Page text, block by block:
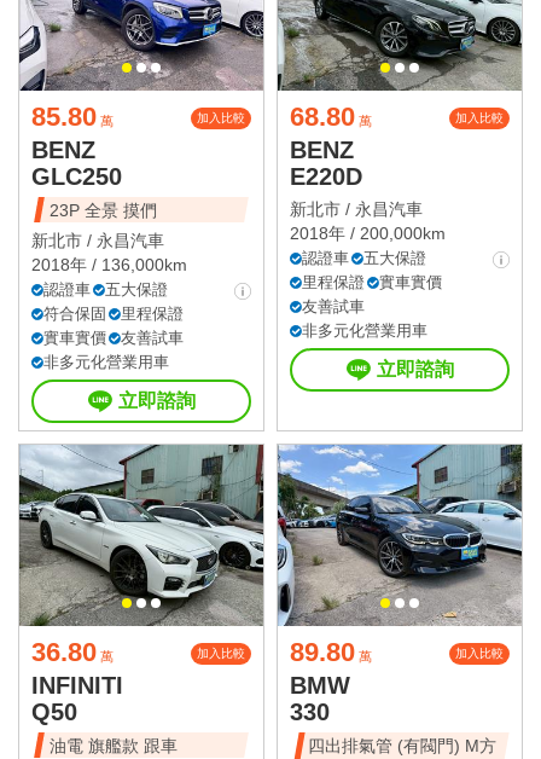
85.80 萬 加入比較
BENZ
GLC250
23P 全景 摸們
新北市 / 永昌汽車
2018年 / 136,000km
認證車
五大保證
符合保固
里程保證
實車實價
友善試車
非多元化營業用車
立即諮詢
68.80 萬 加入比較
BENZ
E220D
新北市 / 永昌汽車
2018年 / 200,000km
認證車
五大保證
里程保證
實車實價
友善試車
非多元化營業用車
立即諮詢
36.80 萬 加入比較
INFINITI
Q50
油電 旗艦款 跟車
89.80 萬 加入比較
BMW
330
四出排氣管 (有閥門) M方